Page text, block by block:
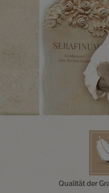
Qualität der